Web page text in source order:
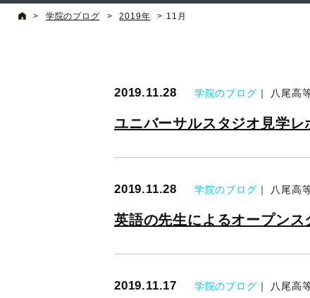
> 学院のブログ > 2019年 > 11月
2019.11.28 学院のブログ ｜ 八尾高
ユニバーサルスタジオ見学レ
2019.11.28 学院のブログ ｜ 八尾高
英語の先生によるオープンス
2019.11.17 学院のブログ ｜ 八尾高